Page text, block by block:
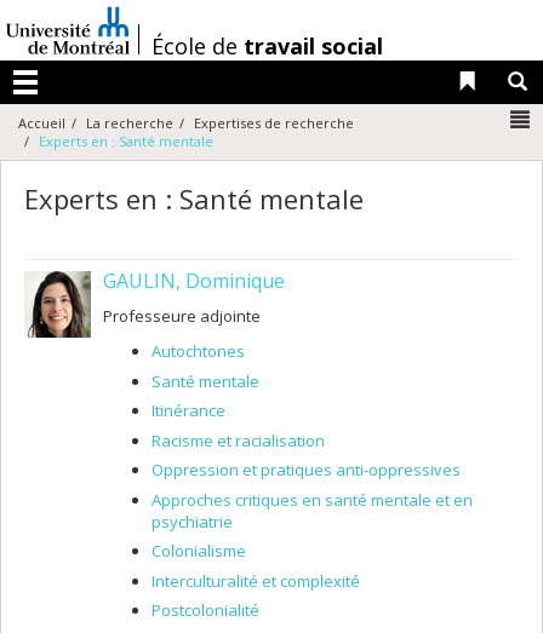
au
contenu
/École de travail social
Menu
Liens
Accueil La recherche
Expertises de recherche
Experts en : Santé mentale
Experts en : Santé mentale
GAULIN, Dominique
Professeure adjointe
Autochtones
Santé mentale
Itinérance
Racisme et racialisation
Oppression et pratiques anti-oppressives
Approches critiques en santé mentale et en
psychiatrie
Colonialisme
Interculturalité et complexité
Postcolonialité